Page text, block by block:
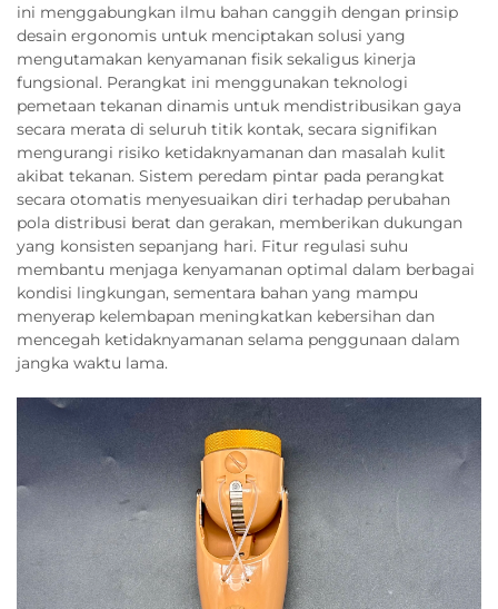
ini menggabungkan ilmu bahan canggih dengan prinsip
desain ergonomis untuk menciptakan solusi yang
mengutamakan kenyamanan fisik sekaligus kinerja
fungsional. Perangkat ini menggunakan teknologi
pemetaan tekanan dinamis untuk mendistribusikan gaya
secara merata di seluruh titik kontak, secara signifikan
mengurangi risiko ketidaknyamanan dan masalah kulit
akibat tekanan. Sistem peredam pintar pada perangkat
secara otomatis menyesuaikan diri terhadap perubahan
pola distribusi berat dan gerakan, memberikan dukungan
yang konsisten sepanjang hari. Fitur regulasi suhu
membantu menjaga kenyamanan optimal dalam berbagai
kondisi lingkungan, sementara bahan yang mampu
menyerap kelembapan meningkatkan kebersihan dan
mencegah ketidaknyamanan selama penggunaan dalam
jangka waktu lama.